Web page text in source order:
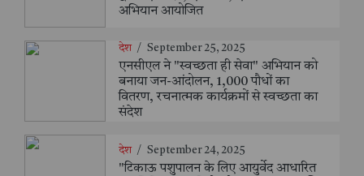
अभियान आयोजित
देश / September 25, 2025
एनसीएल ने "स्वच्छता ही सेवा" अभियान को
बनाया जन-आंदोलन, 1,000 पौधों का
वितरण, रचनात्मक कार्यक्रमों से स्वच्छता का
संदेश
देश / September 24, 2025
"टिकाऊ पशुपालन के लिए आयुर्वेद आधारित